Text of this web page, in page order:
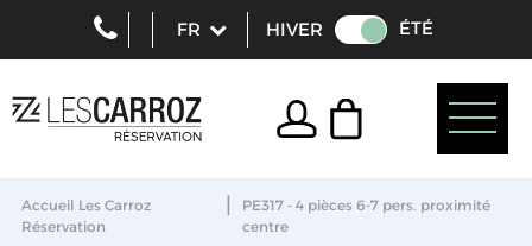
HIVER ÉTÉ
Accueil Les Carroz
Réservation
|
PE317 - 4 pièces 6-7 pers. proximité
centre